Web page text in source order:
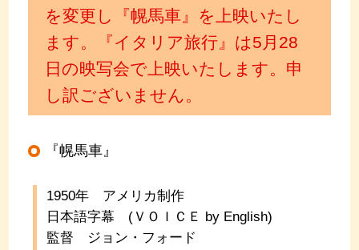
を変更し『幌馬車』を上映いたし
ます。『イタリア旅行』は5月28
日の映写会で上映いたします。申
し訳ございません。
『幌馬車』
1950年 アメリカ制作
日本語字幕 (ＶＯＩＣＥ by English)
監督 ジョン・フォード